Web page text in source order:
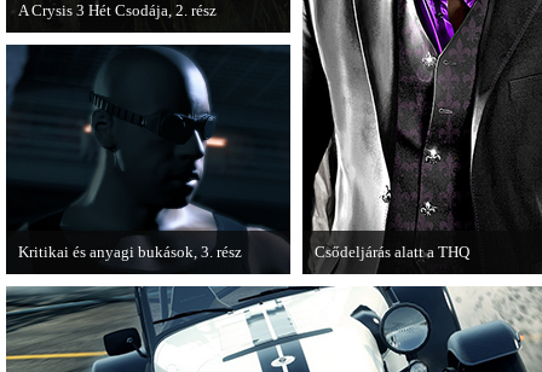
A Crysis 3 Hét Csodája, 2. rész
Megjelent a Crysis 3 videosorozat
második része, amely a The Hunt címet
Csődeljárás alatt a THQ
Egy újabb videojáték-kiadó került
csődeljárás alá, aki nem más, mint
Kritikai és anyagi bukások, 3. rész
A PC Guru "Kritikai és anyagi bukások"
című cikksorozatának utolsó részét
olvashatjuk.